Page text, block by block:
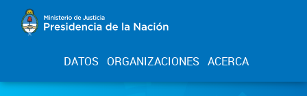
DATOS ORGANIZACIONES ACERCA